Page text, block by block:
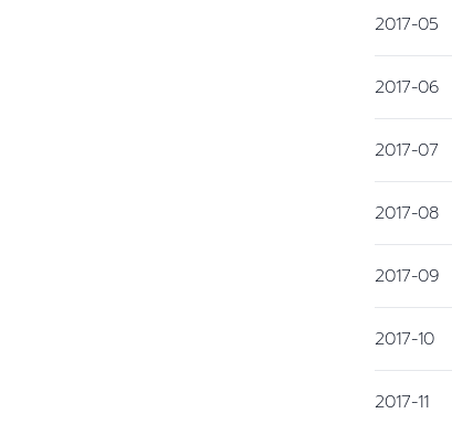
2017-05
2017-06
2017-07
2017-08
2017-09
2017-10
2017-11